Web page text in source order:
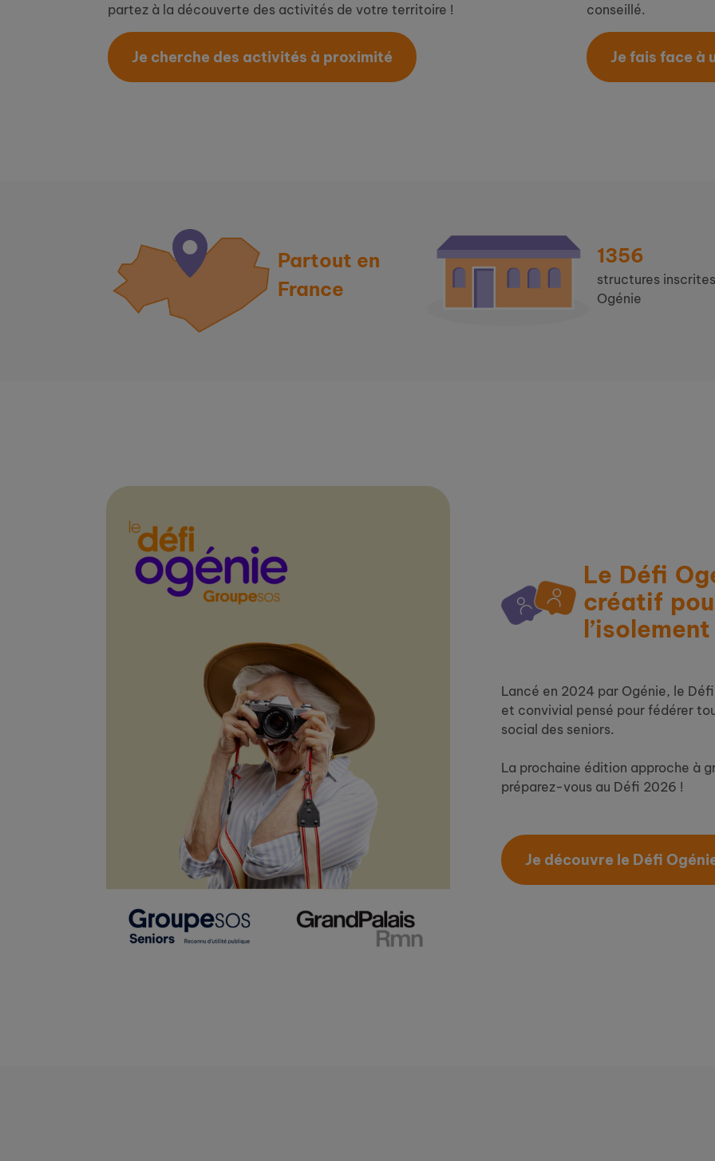
partez à la découverte des activités de votre territoire !
Je cherche des activités à proximité​
conseillé.
Je fais face à
Partout en
France
1356
structures
Ogénie
Le Défi
créatif
Lancé en 2024 par Ogénie, le
et convivial pensé pour fédérer
social des seniors.
La prochaine édition approche à
préparez-vous au Défi 2026 !
Je découvre le Défi